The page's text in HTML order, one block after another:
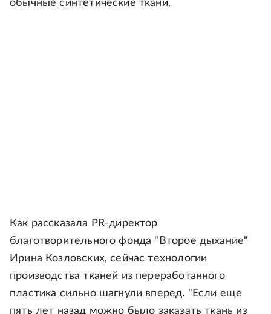
обычные синтетические ткани.
Как рассказала PR-директор
благотворительного фонда "Второе дыхание"
Ирина Козловских, сейчас технологии
производства тканей из переработанного
пластика сильно шагнули вперед. "Если еще
пять лет назад можно было заказать ткань из